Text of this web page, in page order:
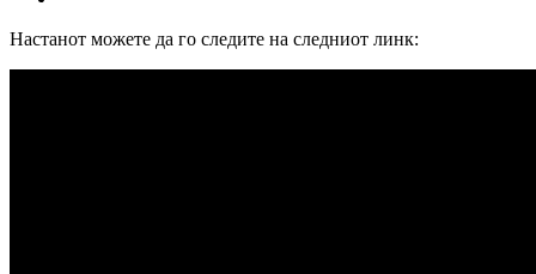
Настанот можете да го следите на следниот линк: